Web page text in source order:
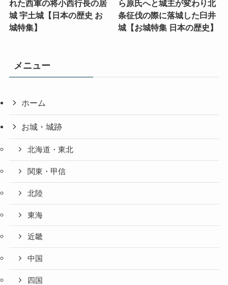
れた西軍の将小西行長の居
城 宇土城【日本の歴史 お
城特集】
ら原氏へと城主が変わり北
条征伐の際に落城した臼井
城【お城特集 日本の歴史】
メニュー
ホーム
お城・城跡
北海道・東北
関東・甲信
北陸
東海
近畿
中国
四国